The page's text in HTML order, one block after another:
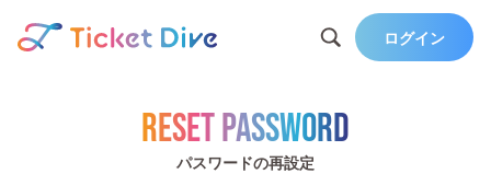
ログイン
Reset Password
パスワードの再設定